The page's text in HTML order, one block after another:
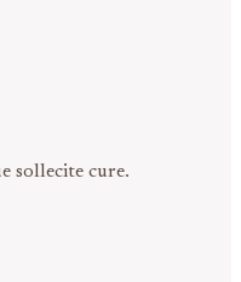
sollecite cure.